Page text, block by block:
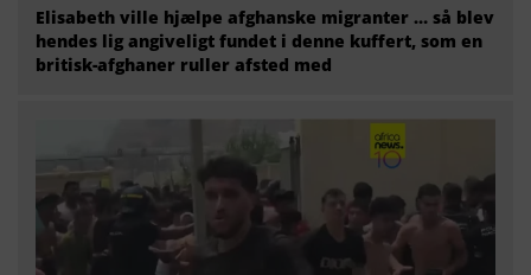
Elisabeth ville hjælpe afghanske migranter … så blev
hendes lig angiveligt fundet i denne kuffert, som en
britisk-afghaner ruller afsted med